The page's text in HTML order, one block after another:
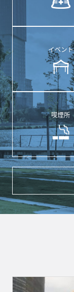
イベント
喫煙所